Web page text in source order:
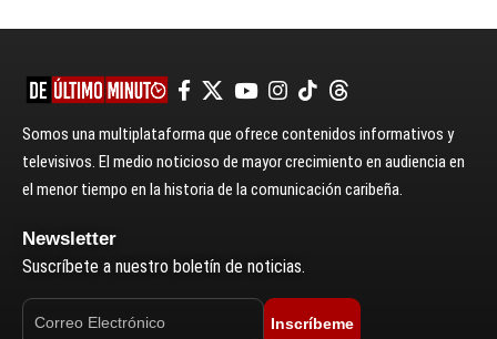
Somos una multiplataforma que ofrece contenidos informativos y
televisivos. El medio noticioso de mayor crecimiento en audiencia en
el menor tiempo en la historia de la comunicación caribeña.
Newsletter
Suscríbete a nuestro boletín de noticias.
Inscríbeme